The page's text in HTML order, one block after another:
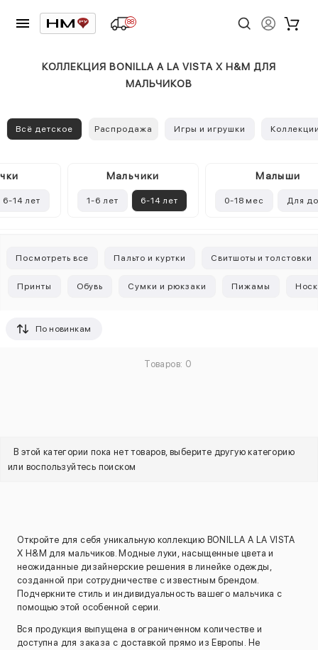
88
КОЛЛЕКЦИЯ BONILLA A LA VISTA X H&M ДЛЯ
МАЛЬЧИКОВ
Всё детское Распродажа Игры и игрушки
6-14 лет
Mальчики
1-6 лет 6-14 лет
Малыши
0-18 мес Для
Посмотреть все Пальто и куртки Свитшоты и толстовки
Принты Обувь Сумки и рюкзаки Пижамы
По новинкам
Товаров: 0
В этой категории пока нет товаров, выберите другую категорию
или воспользуйтесь поиском
Откройте для себя уникальную коллекцию BONILLA A LA VISTA
X H&M для мальчиков. Модные луки, насыщенные цвета и
неожиданные дизайнерские решения в линейке одежды,
созданной при сотрудничестве с известным брендом.
Подчеркните стиль и индивидуальность вашего мальчика с
помощью этой особенной серии.
Вся продукция выпущена в ограниченном количестве и
доступна для заказа с доставкой прямо из Европы. Не